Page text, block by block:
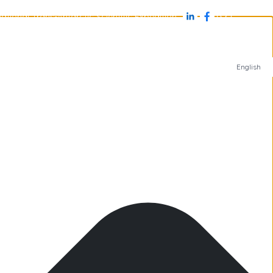
Trans-Antarctic Scientific Expedition
English